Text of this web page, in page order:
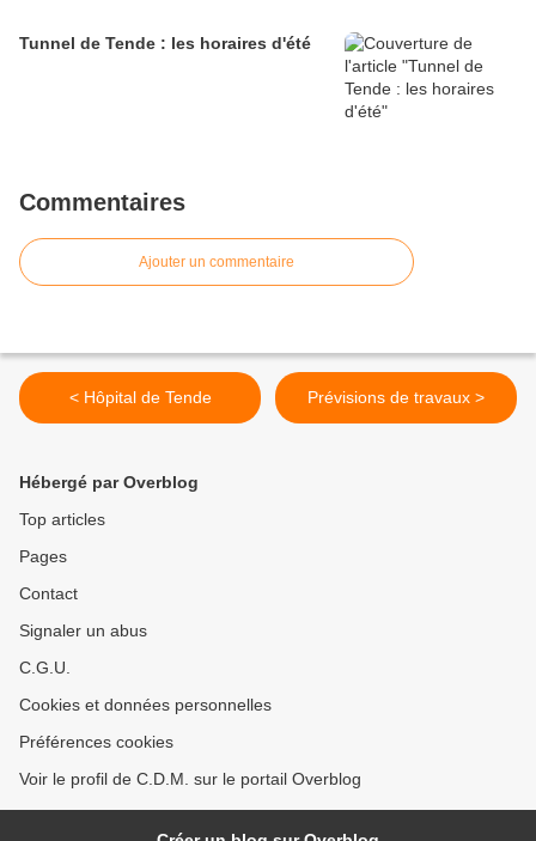
Tunnel de Tende : les horaires d'été
Commentaires
Ajouter un commentaire
< Hôpital de Tende Prévisions de travaux >
Hébergé par Overblog
Top articles
Pages
Contact
Signaler un abus
C.G.U.
Cookies et données personnelles
Préférences cookies
Voir le profil de C.D.M. sur le portail Overblog